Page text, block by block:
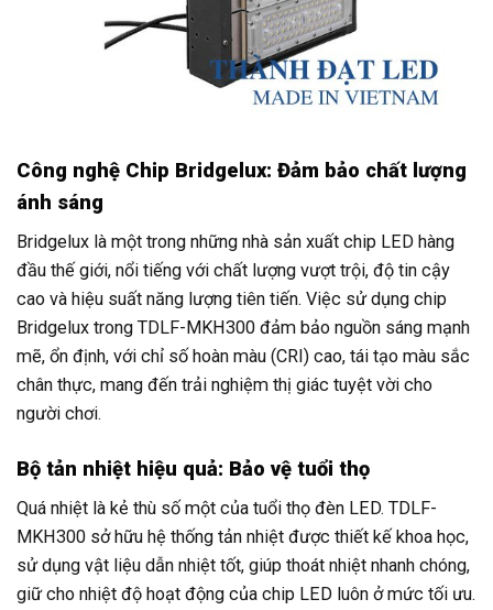
Công nghệ Chip Bridgelux: Đảm bảo chất lượng
ánh sáng
Bridgelux là một trong những nhà sản xuất chip LED hàng
đầu thế giới, nổi tiếng với chất lượng vượt trội, độ tin cậy
cao và hiệu suất năng lượng tiên tiến. Việc sử dụng chip
Bridgelux trong TDLF-MKH300 đảm bảo nguồn sáng mạnh
mẽ, ổn định, với chỉ số hoàn màu (CRI) cao, tái tạo màu sắc
chân thực, mang đến trải nghiệm thị giác tuyệt vời cho
người chơi.
Bộ tản nhiệt hiệu quả: Bảo vệ tuổi thọ
Quá nhiệt là kẻ thù số một của tuổi thọ đèn LED. TDLF-
MKH300 sở hữu hệ thống tản nhiệt được thiết kế khoa học,
sử dụng vật liệu dẫn nhiệt tốt, giúp thoát nhiệt nhanh chóng,
giữ cho nhiệt độ hoạt động của chip LED luôn ở mức tối ưu.